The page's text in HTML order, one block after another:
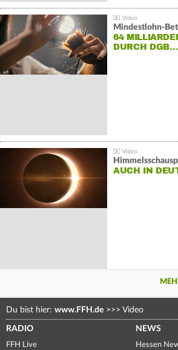
Mindestlohn-
64
DURCH DGB…
AUCH IN
Du bist hier: www.FFH.de >>> Video
RADIO
FFH Live
NEWS
Hessen